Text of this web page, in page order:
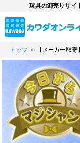
玩具の卸売りサイ
トップ＞ 【メーカー取寄